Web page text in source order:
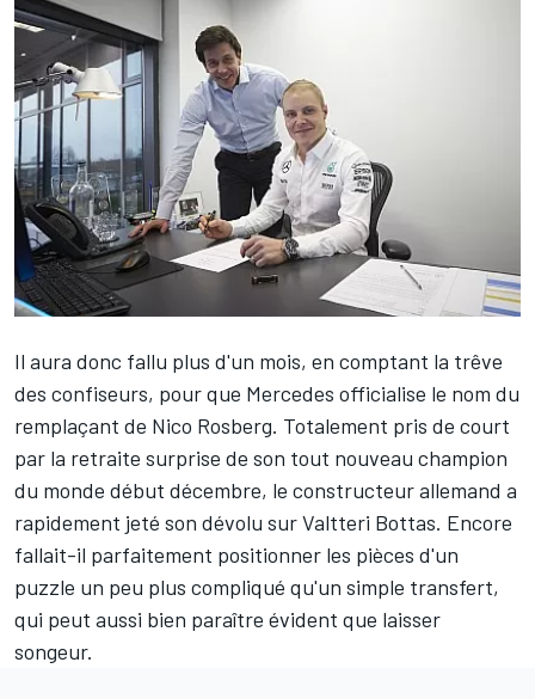
Il aura donc fallu plus d'un mois, en comptant la trêve
des confiseurs, pour que Mercedes officialise le nom du
remplaçant de Nico Rosberg. Totalement pris de court
par la retraite surprise de son tout nouveau champion
du monde début décembre, le constructeur allemand a
rapidement jeté son dévolu sur Valtteri Bottas. Encore
fallait-il parfaitement positionner les pièces d'un
puzzle un peu plus compliqué qu'un simple transfert,
qui peut aussi bien paraître évident que laisser
songeur.